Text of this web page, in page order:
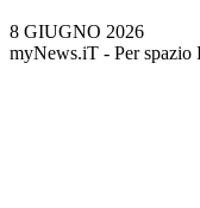
8 GIUGNO 2026
myNews.iT - Per spazio